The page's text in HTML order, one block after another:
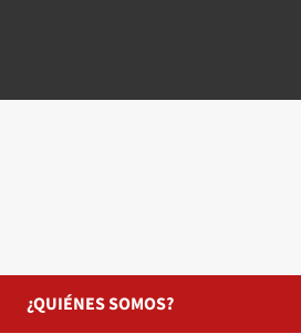
¿QUIÉNES SOMOS?